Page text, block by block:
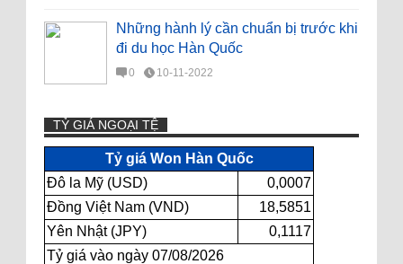
Những hành lý cần chuẩn bị trước khi
đi du học Hàn Quốc
0 10-11-2022
TỶ GIÁ NGOẠI TỆ
Tỷ giá Won Hàn Quốc
Đô la Mỹ (USD)
0,0007
Đồng Việt Nam (VND)
18,5851
Yên Nhật (JPY)
0,1117
Tỷ giá vào ngày 07/08/2026